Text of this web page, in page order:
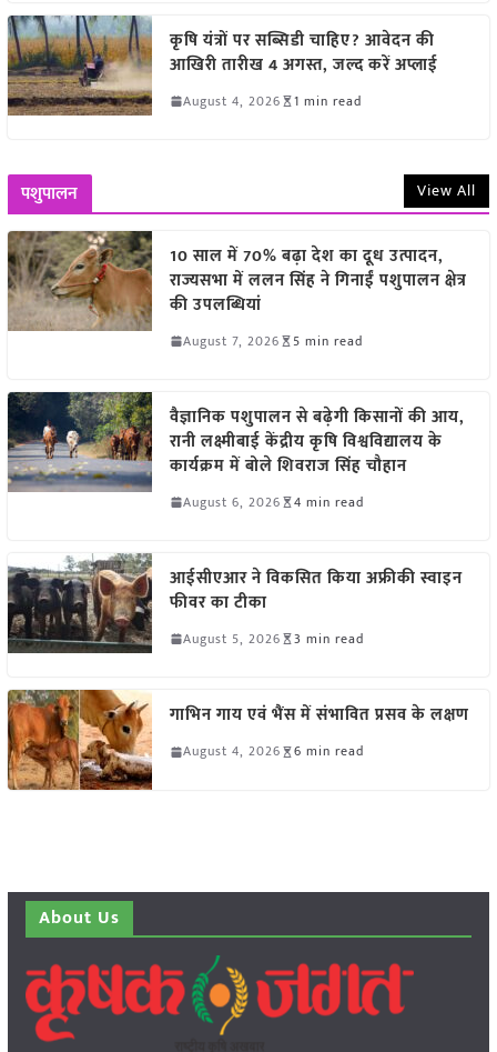
कृषि यंत्रों पर सब्सिडी चाहिए? आवेदन की
आखिरी तारीख 4 अगस्त, जल्द करें अप्लाई
August 4, 2026 1 min read
पशुपालन View All
10 साल में 70% बढ़ा देश का दूध उत्पादन,
राज्यसभा में ललन सिंह ने गिनाईं पशुपालन क्षेत्र
की उपलब्धियां
August 7, 2026 5 min read
वैज्ञानिक पशुपालन से बढ़ेगी किसानों की आय,
रानी लक्ष्मीबाई केंद्रीय कृषि विश्वविद्यालय के
कार्यक्रम में बोले शिवराज सिंह चौहान
August 6, 2026 4 min read
आईसीएआर ने विकसित किया अफ्रीकी स्वाइन
फीवर का टीका
August 5, 2026 3 min read
गाभिन गाय एवं भैंस में संभावित प्रसव के लक्षण
August 4, 2026 6 min read
About Us